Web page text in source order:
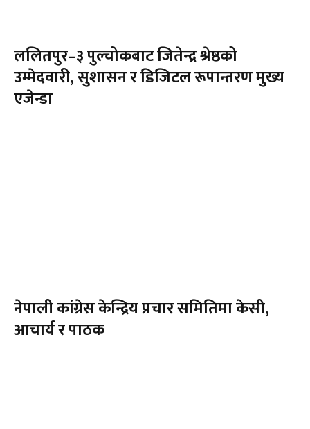
ललितपुर–३ पुल्चोकबाट जितेन्द्र श्रेष्ठको
उम्मेदवारी, सुशासन र डिजिटल रूपान्तरण मुख्य
एजेन्डा
नेपाली कांग्रेस केन्द्रिय प्रचार समितिमा केसी,
आचार्य र पाठक